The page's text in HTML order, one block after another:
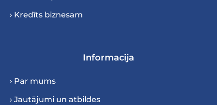
› Kredīts biznesam
Informacija
› Par mums
› Jautājumi un atbildes